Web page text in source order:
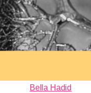
Bella Hadid